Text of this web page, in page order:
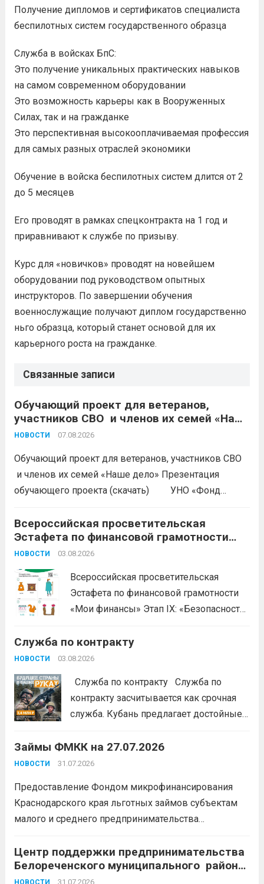
Получение дипломов и сертификатов специалиста
беспилотных систем государственного образца
Служба в войсках БпС:
Это получение уникальных практических навыков
на самом современном оборудовании
Это возможность карьеры как в Вооруженных
Силах, так и на гражданке
Это перспективная высокооплачиваемая профессия
для самых разных отраслей экономики
Обучение в войска беспилотных систем длится от 2
до 5 месяцев
Его проводят в рамках спецконтракта на 1 год и
приравнивают к службе по призыву.
Курс для «новичков» проводят на новейшем
оборудовании под руководством опытных
инструкторов. По завершении обучения
военнослужащие получают диплом государственно
ньго образца, который станет основой для их
карьерного роста на гражданке.
Связанные записи
Обучающий проект для ветеранов,
участников СВО и членов их семей «Наше
дело»
НОВОСТИ 07.08.2026
Обучающий проект для ветеранов, участников СВО
и членов их семей «Наше дело» Презентация
обучающего проекта (скачать) УНО «Фонд
продолжается прием заявок на бесплатное участие в
обучающем проекте «Наше дело». Обучение
ориентировано на ветеранов боевых...
Всероссийская просветительская
Эстафета по финансовой грамотности
«Мои финансы»
НОВОСТИ 03.08.2026
Всероссийская просветительская
Эстафета по финансовой грамотности
«Мои финансы» Этап IX: «Безопасность
портале: моифинансы.рф
#ЭстафетаМоиФинансы
Служба по контракту
НОВОСТИ 03.08.2026
Служба по контракту Служба по
контракту засчитывается как срочная
служба. Кубань предлагает достойные
защиту Отечества:
единовременно;
каникулы;
сохранение места...Читать
дальше
Займы ФМКК на 27.07.2026
НОВОСТИ 31.07.2026
Предоставление Фондом микрофинансирования
Краснодарского края льготных займов субъектам
малого и среднего предпринимательства
5 млн. рублей Срок от 7 мес. до 36 мес. Процентная
ставка 0,1- 8,15 % годовых Возможно установление
Центр поддержки предпринимательства
Белореченского муниципального района
Краснодарского края приглашает на
НОВОСТИ 31.07.2026